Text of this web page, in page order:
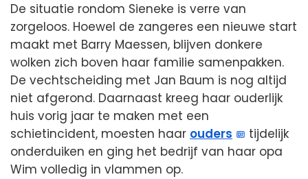
De situatie rondom Sieneke is verre van
zorgeloos. Hoewel de zangeres een nieuwe start
maakt met Barry Maessen, blijven donkere
wolken zich boven haar familie samenpakken.
De vechtscheiding met Jan Baum is nog altijd
niet afgerond. Daarnaast kreeg haar ouderlijk
huis vorig jaar te maken met een
schietincident, moesten haar ouders
tijdelijk
onderduiken en ging het bedrijf van haar opa
Wim volledig in vlammen op.